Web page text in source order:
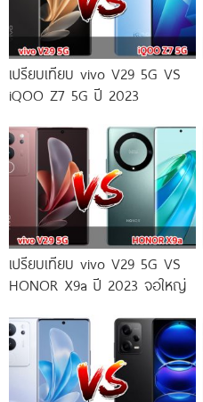
เปรียบเทียบ vivo V29 5G VS
iQOO Z7 5G ปี 2023
เปรียบเทียบ vivo V29 5G VS
HONOR X9a ปี 2023 จอใหญ่